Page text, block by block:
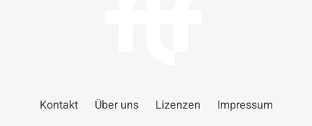
Kontakt Über uns Lizenzen Impressum